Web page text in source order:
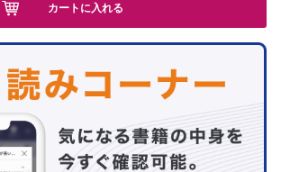
カートに入れる